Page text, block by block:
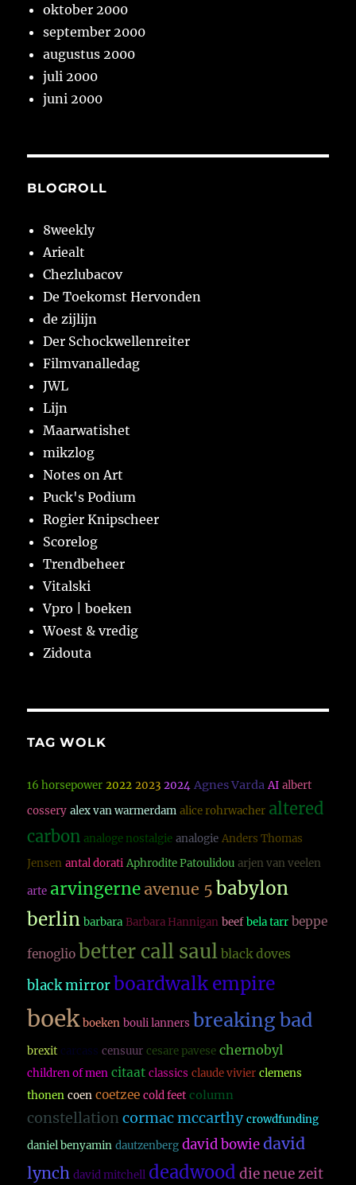
oktober 2000
september 2000
augustus 2000
juli 2000
juni 2000
BLOGROLL
8weekly
Ariealt
Chezlubacov
De Toekomst Hervonden
de zijlijn
Der Schockwellenreiter
Filmvanalledag
JWL
Lijn
Maarwatishet
mikzlog
Notes on Art
Puck's Podium
Rogier Knipscheer
Scorelog
Trendbeheer
Vitalski
Vpro | boeken
Woest & vredig
Zidouta
TAG WOLK
16 horsepower 2022 2023 2024 Agnes Varda AI albert
cossery alex van warmerdam alice rohrwacher altered
carbon analoge nostalgie analogie Anders Thomas
Jensen antal dorati Aphrodite Patoulidou arjen van veelen
arte arvingerne avenue 5 babylon
berlin barbara Barbara Hannigan beef bela tarr beppe
fenoglio better call saul black doves
black mirror boardwalk empire
boek boeken bouli lanners breaking bad
brexit carcass censuur cesare pavese chernobyl
children of men citaat classics claude vivier clemens
thonen coen coetzee cold feet column
constellationcormac mccarthy crowdfunding
daniel benyamin dautzenberg david bowie david
lynch david mitchell deadwood die neue zeit